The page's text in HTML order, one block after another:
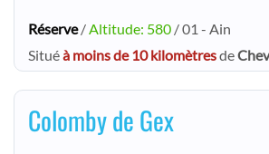
Réserve/Altitude: 580 / 01 - Ain
Situéà moins de 10 kilomètresde
Colomby de Gex